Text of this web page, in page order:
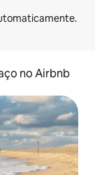
no Airbnb